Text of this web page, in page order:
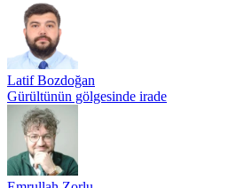
Latif Bozdoğan
Gürültünün gölgesinde irade